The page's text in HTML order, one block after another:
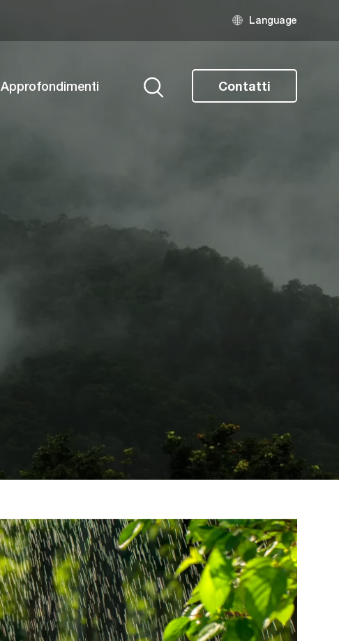
Language
Contatti
Approfondimenti